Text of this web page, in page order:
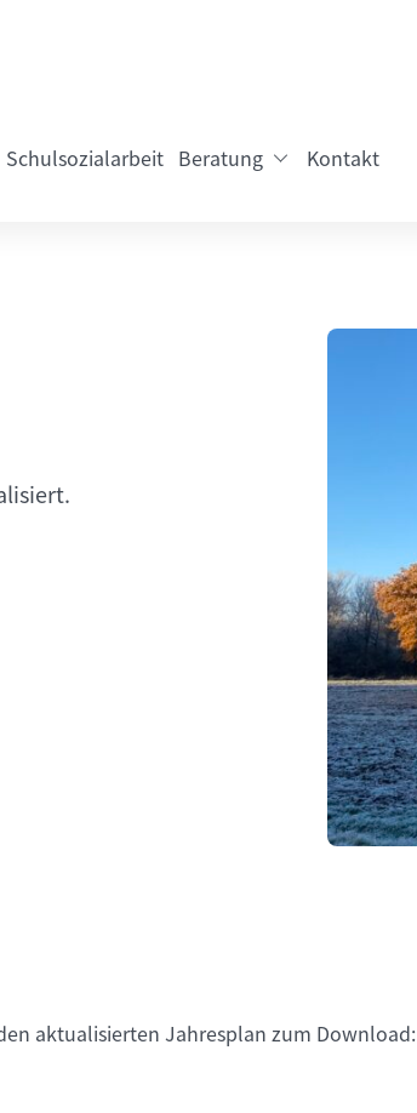
Schulsozialarbeit Beratung Kontakt
aktualisierten Jahresplan zum Download: